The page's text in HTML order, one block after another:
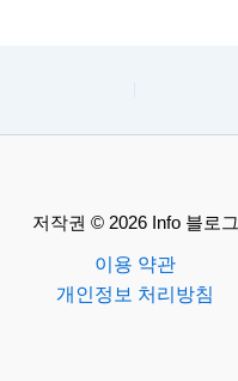
저작권 © 2026 Info 블로그
이용 약관
개인정보 처리방침